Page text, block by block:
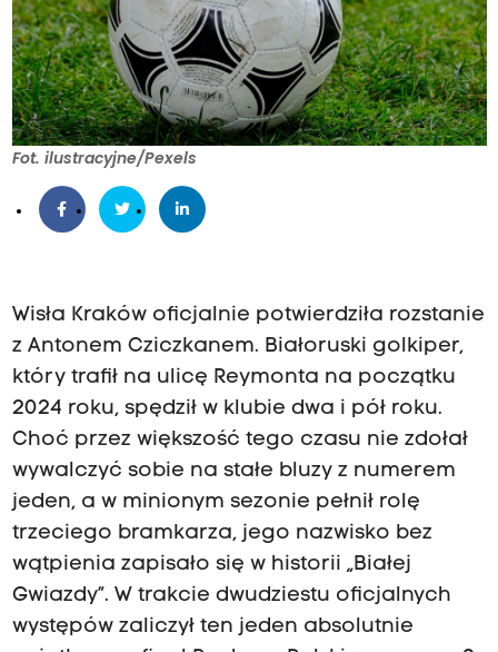
Fot. ilustracyjne/Pexels
Wisła Kraków oficjalnie potwierdziła rozstanie
z Antonem Cziczkanem. Białoruski golkiper,
który trafił na ulicę Reymonta na początku
2024 roku, spędził w klubie dwa i pół roku.
Choć przez większość tego czasu nie zdołał
wywalczyć sobie na stałe bluzy z numerem
jeden, a w minionym sezonie pełnił rolę
trzeciego bramkarza, jego nazwisko bez
wątpienia zapisało się w historii „Białej
Gwiazdy”. W trakcie dwudziestu oficjalnych
występów zaliczył ten jeden absolutnie